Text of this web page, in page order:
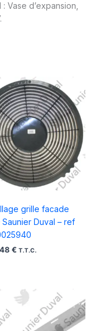
Vase d’expansion,
grille facade
Saunier Duval – ref
€ T.T.C.